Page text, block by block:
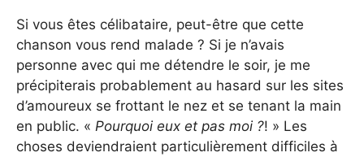
Si vous êtes célibataire, peut-être que cette
chanson vous rend malade ? Si je n’avais
personne avec qui me détendre le soir, je me
précipiterais probablement au hasard sur les sites
d’amoureux se frottant le nez et se tenant la main
en public. « Pourquoi eux et pas moi ?! » Les
choses deviendraient particulièrement difficiles à